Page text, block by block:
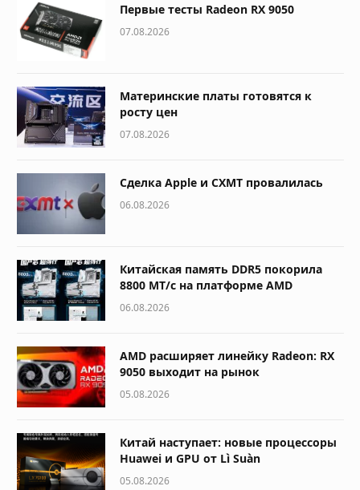
Первые тесты Radeon RX 9050
07.08.2026
Материнские платы готовятся к
росту цен
07.08.2026
Сделка Apple и CXMT провалилась
06.08.2026
Китайская память DDR5 покорила
8800 МТ/с на платформе AMD
06.08.2026
AMD расширяет линейку Radeon: RX
9050 выходит на рынок
05.08.2026
Китай наступает: новые процессоры
Huawei и GPU от Lì Suàn
05.08.2026